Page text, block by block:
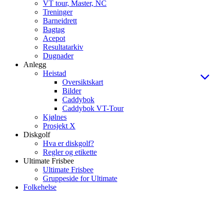
VT tour, Master, NC
Treninger
Barneidrett
Bagtag
Acepot
Resultatarkiv
Dugnader
Anlegg
Heistad
Oversiktskart
Bilder
Caddybok
Caddybok VT-Tour
Kjølnes
Prosjekt X
Diskgolf
Hva er diskgolf?
Regler og etikette
Ultimate Frisbee
Ultimate Frisbee
Gruppeside for Ultimate
Folkehelse